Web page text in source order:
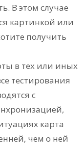
В этом случае
картинкой или
получить
в тех или иных
тестирования
с
карта
чем о ней